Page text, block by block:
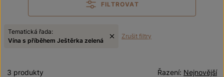
FILTROVAT
Tematická řada:
Vína s příběhem Ještěrka zelená
Zrušit filtry
Nejnovější
Řazení:
3 produkty